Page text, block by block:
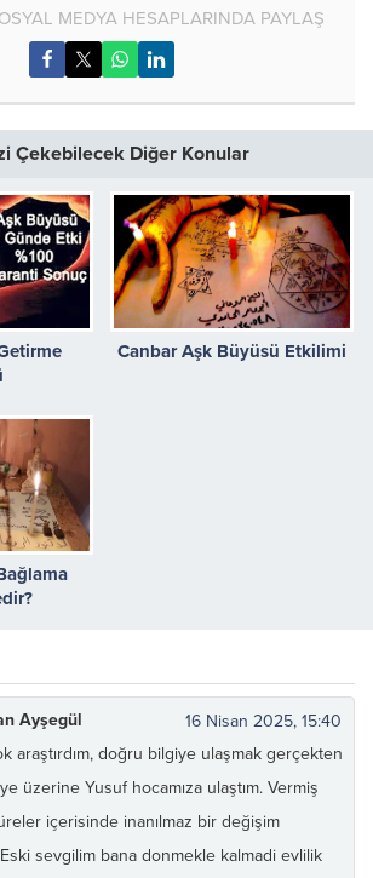
MEDYA HESAPLARINDA PAYLAŞ
Çekebilecek Diğer Konular
Canbar Aşk Büyüsü Etkilimi
Ayşegül
16 Nisan 2025, 15:40
araştırdım, doğru bilgiye ulaşmak gerçekten
üzerine Yusuf hocamıza ulaştım. Vermiş
içerisinde inanılmaz bir değişim
Eski sevgilim bana donmekle kalmadi evlilik